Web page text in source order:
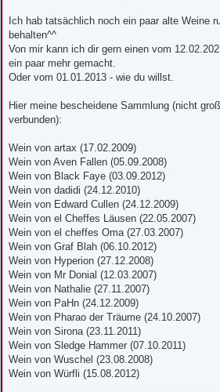
Ich hab tatsächlich noch ein paar alte Weine
behalten^^
Von mir kann ich dir gern einen vom
ein paar mehr gemacht.
Oder vom 01.01.2013 - wie du willst.
Hier meine bescheidene Sammlung (nicht
verbunden):
Wein von artax (17.02.2009)
Wein von Aven Fallen (05.09.2008)
Wein von Black Faye (03.09.2012)
Wein von dadidi (24.12.2010)
Wein von Edward Cullen (24.12.2009)
Wein von el Cheffes Läusen (22.05.2007)
Wein von el cheffes Oma (27.03.2007)
Wein von Graf Blah (06.10.2012)
Wein von Hyperion (27.12.2008)
Wein von Mr Donial (12.03.2007)
Wein von Nathalie (27.11.2007)
Wein von PaHn (24.12.2009)
Wein von Pharao der Träume (24.10.2007)
Wein von Sirona (23.11.2011)
Wein von Sledge Hammer (07.10.2011)
Wein von Wuschel (23.08.2008)
Wein von Würfli (15.08.2012)